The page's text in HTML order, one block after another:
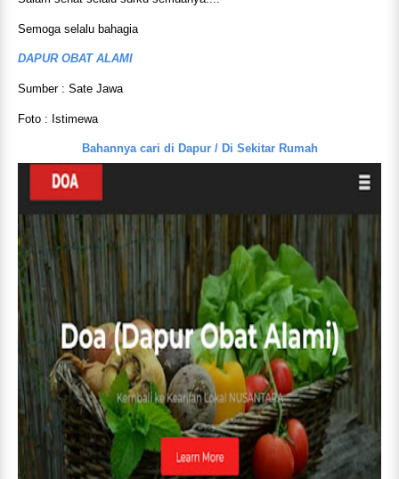
Semoga selalu bahagia
DAPUR OBAT ALAMI
Sumber : Sate Jawa
Foto : Istimewa
Bahannya cari di Dapur / Di Sekitar Rumah